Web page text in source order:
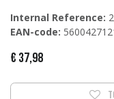
Internal Reference:
EAN-code:
€ 37,98